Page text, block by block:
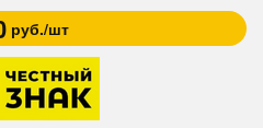
руб./шт